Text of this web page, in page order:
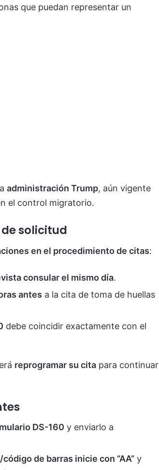
que puedan representar un
administración Trump, aún vigente
el control migratorio.
solicitud
en el procedimiento de citas:
consular el mismo día.
antes a la cita de toma de huellas
debe coincidir exactamente con el
reprogramar su cita para continuar
DS-160 y enviarlo a
de barras inicie con “AA” y